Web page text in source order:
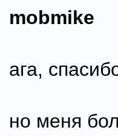
mobmike
ага,
но меня